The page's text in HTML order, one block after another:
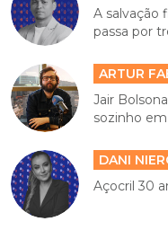
A salvação
passa por
ARTUR
Jair
sozinho em
DANI
Açocril 30